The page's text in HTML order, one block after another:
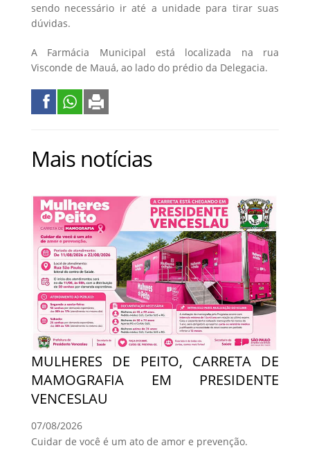
sendo necessário ir até a unidade para tirar suas
dúvidas.
A Farmácia Municipal está localizada na rua
Visconde de Mauá, ao lado do prédio da Delegacia.
Mais notícias
MULHERES DE PEITO, CARRETA DE
MAMOGRAFIA EM PRESIDENTE
VENCESLAU
07/08/2026
Cuidar de você é um ato de amor e prevenção.